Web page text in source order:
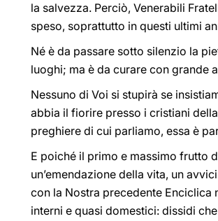
la salvezza. Perciò, Venerabili
speso, soprattutto in questi ultimi
Né è da passare sotto silenzio la
luoghi; ma è da curare con grande
Nessuno di Voi si stupirà se
abbia il fiorire presso i cristiani
preghiere di cui parliamo, essa è
E poiché il primo e massimo frutto
un’emendazione della vita, un
con la Nostra precedente Enciclica
interni e quasi domestici: dissidi